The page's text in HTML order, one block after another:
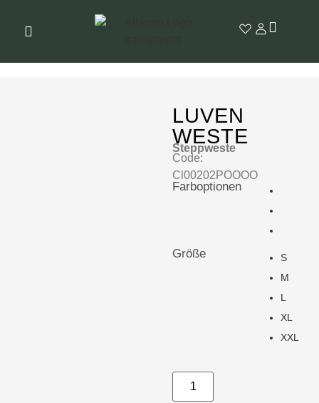
LUVEN
WESTE
Steppweste
Code:
Cl00202POOOO
Farboptionen
Größe
S
M
L
XL
XXL